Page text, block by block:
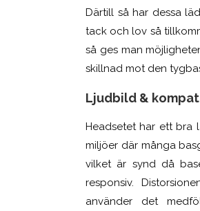
Därtill så har dessa
tack och lov så
så ges man
skillnad mot den
Ljudbild &
Headsetet har ett bra
miljöer där många
vilket är synd då
responsiv.
använder det